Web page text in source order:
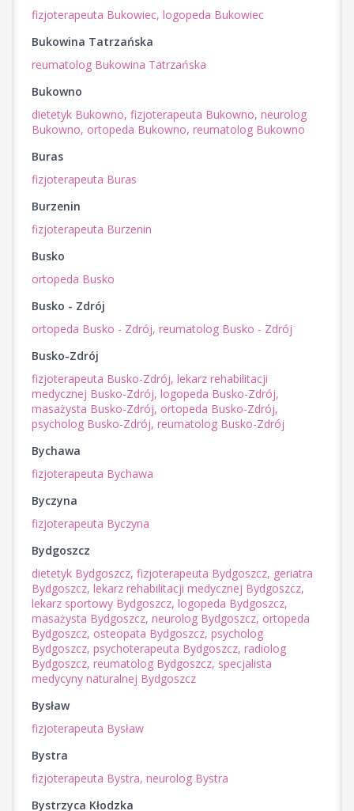
fizjoterapeuta Bukowiec, logopeda Bukowiec
Bukowina Tatrzańska
reumatolog Bukowina Tatrzańska
Bukowno
dietetyk Bukowno, fizjoterapeuta Bukowno, neurolog
Bukowno, ortopeda Bukowno, reumatolog Bukowno
Buras
fizjoterapeuta Buras
Burzenin
fizjoterapeuta Burzenin
Busko
ortopeda Busko
Busko - Zdrój
ortopeda Busko - Zdrój, reumatolog Busko - Zdrój
Busko-Zdrój
fizjoterapeuta Busko-Zdrój, lekarz rehabilitacji
medycznej Busko-Zdrój, logopeda Busko-Zdrój,
masażysta Busko-Zdrój, ortopeda Busko-Zdrój,
psycholog Busko-Zdrój, reumatolog Busko-Zdrój
Bychawa
fizjoterapeuta Bychawa
Byczyna
fizjoterapeuta Byczyna
Bydgoszcz
dietetyk Bydgoszcz, fizjoterapeuta Bydgoszcz, geriatra
Bydgoszcz, lekarz rehabilitacji medycznej Bydgoszcz,
lekarz sportowy Bydgoszcz, logopeda Bydgoszcz,
masażysta Bydgoszcz, neurolog Bydgoszcz, ortopeda
Bydgoszcz, osteopata Bydgoszcz, psycholog
Bydgoszcz, psychoterapeuta Bydgoszcz, radiolog
Bydgoszcz, reumatolog Bydgoszcz, specjalista
medycyny naturalnej Bydgoszcz
Bysław
fizjoterapeuta Bysław
Bystra
fizjoterapeuta Bystra, neurolog Bystra
Bystrzyca Kłodzka